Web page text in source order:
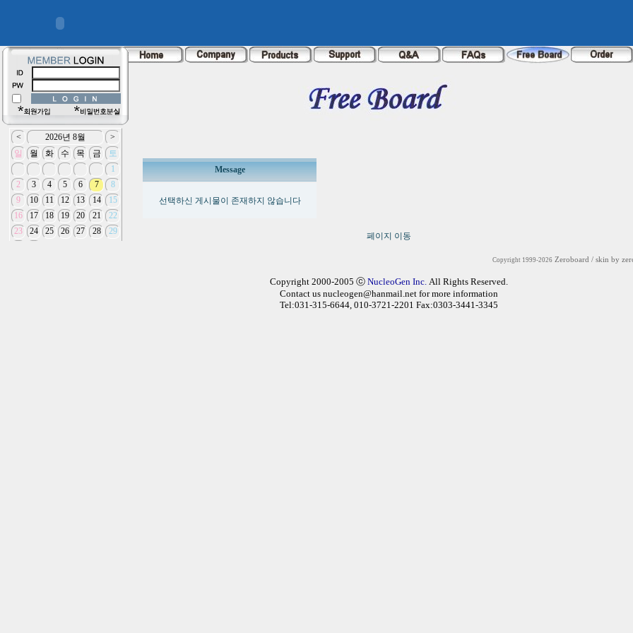
Message
선택하신 게시물이 존재하지 않습니다
페이지 이동
Copyright 1999-2026 Zeroboard / skin by
Copyright 2000-2005 ⓒ NucleoGen Inc. All Rights Reserved.
Contact us nucleogen@hanmail.netfor more information
Tel:031-315-6644, 010-3721-2201 Fax:0303-3441-3345